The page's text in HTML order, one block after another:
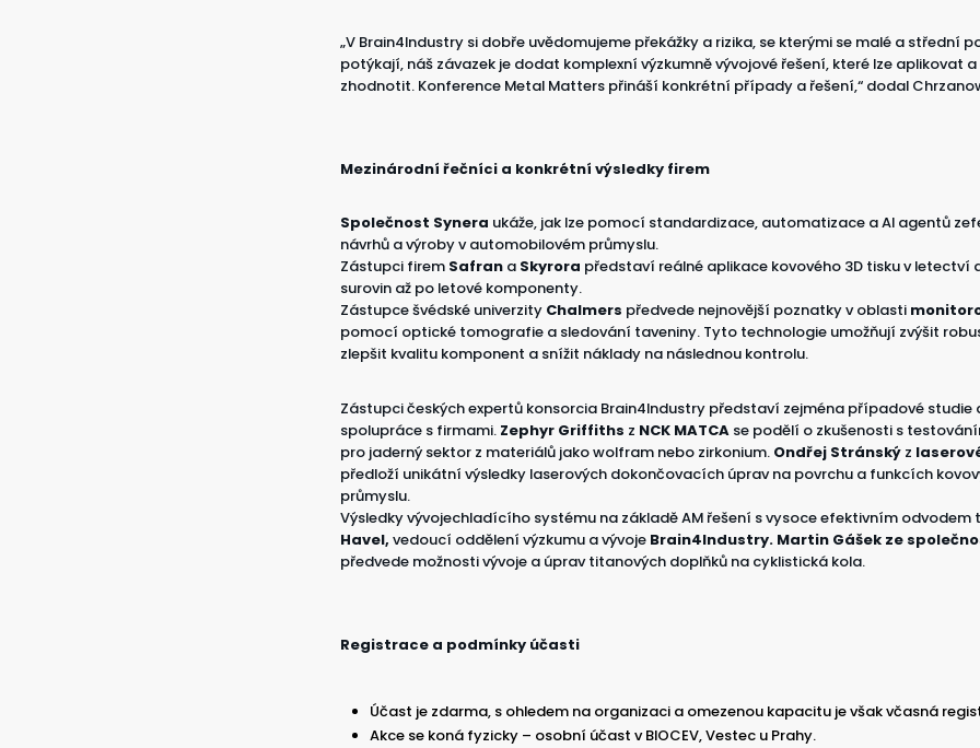
„V Brain4Industry si dobře uvědomujeme překážky a rizika, se kterými se malé a střední
potýkají, náš závazek je dodat komplexní výzkumně vývojové řešení, které lze aplikovat
zhodnotit. Konference Metal Matters přináší konkrétní případy a řešení,“ dodal
Mezinárodní řečníci a konkrétní výsledky firem
Společnost Synera ukáže, jak lze pomocí standardizace, automatizace a AI agentů
návrhů a výroby v automobilovém průmyslu.
Zástupci firem Safran a Skyrora představí reálné aplikace kovového 3D tisku v letectví
surovin až po letové komponenty.
Zástupce švédské univerzity Chalmers předvede nejnovější poznatky v oblasti
pomocí optické tomografie a sledování taveniny. Tyto technologie umožňují zvýšit
zlepšit kvalitu komponent a snížit náklady na následnou kontrolu.
Zástupci českých expertů konsorcia Brain4Industry představí zejména případové studie
spolupráce s firmami. Zephyr Griffiths z NCK MATCA se podělí o zkušenosti s
pro jaderný sektor z materiálů jako wolfram nebo zirkonium. Ondřej Stránský z
předloží unikátní výsledky laserových dokončovacích úprav na povrchu a funkcích
průmyslu.
Výsledky vývojechladícího systému na základě AM řešení s vysoce efektivním odvodem
Havel,vedoucí oddělení výzkumu a vývoje Brain4Industry. Martin Gášek ze
předvede možnosti vývoje a úprav titanových doplňků na cyklistická kola.
Registrace a podmínky účasti
Účast je zdarma, s ohledem na organizaci a omezenou kapacitu je však včasná
Akce se koná fyzicky – osobní účast v BIOCEV, Vestec u Prahy.